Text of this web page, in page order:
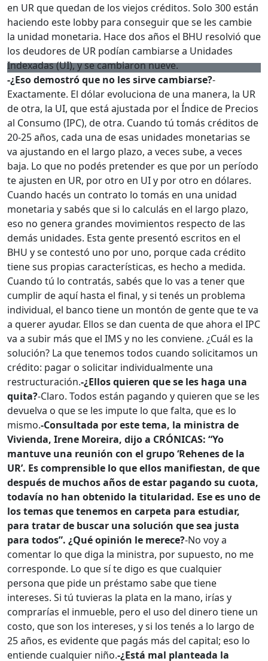
en UR que quedan de los viejos créditos. Solo 300 están
haciendo este lobby para conseguir que se les cambie
la unidad monetaria. Hace dos años el BHU resolvió que
los deudores de UR podían cambiarse a Unidades
Indexadas (UI), y se cambiaron nueve.
-¿Eso demostró que no les sirve cambiarse?-
Exactamente. El dólar evoluciona de una manera, la UR
de otra, la UI, que está ajustada por el Índice de Precios
al Consumo (IPC), de otra. Cuando tú tomás créditos de
20-25 años, cada una de esas unidades monetarias se
va ajustando en el largo plazo, a veces sube, a veces
baja. Lo que no podés pretender es que por un período
te ajusten en UR, por otro en UI y por otro en dólares.
Cuando hacés un contrato lo tomás en una unidad
monetaria y sabés que si lo calculás en el largo plazo,
eso no genera grandes movimientos respecto de las
demás unidades. Esta gente presentó escritos en el
BHU y se contestó uno por uno, porque cada crédito
tiene sus propias características, es hecho a medida.
Cuando tú lo contratás, sabés que lo vas a tener que
cumplir de aquí hasta el final, y si tenés un problema
individual, el banco tiene un montón de gente que te va
a querer ayudar. Ellos se dan cuenta de que ahora el IPC
va a subir más que el IMS y no les conviene. ¿Cuál es la
solución? La que tenemos todos cuando solicitamos un
crédito: pagar o solicitar individualmente una
restructuración.-¿Ellos quieren que se les haga una
quita?-Claro. Todos están pagando y quieren que se les
devuelva o que se les impute lo que falta, que es lo
mismo.-Consultada por este tema, la ministra de
Vivienda, Irene Moreira, dijo a CRÓNICAS: “Yo
mantuve una reunión con el grupo ‘Rehenes de la
UR’. Es comprensible lo que ellos manifiestan, de que
después de muchos años de estar pagando su cuota,
todavía no han obtenido la titularidad. Ese es uno de
los temas que tenemos en carpeta para estudiar,
para tratar de buscar una solución que sea justa
para todos”. ¿Qué opinión le merece?-No voy a
comentar lo que diga la ministra, por supuesto, no me
corresponde. Lo que sí te digo es que cualquier
persona que pide un préstamo sabe que tiene
intereses. Si tú tuvieras la plata en la mano, irías y
comprarías el inmueble, pero el uso del dinero tiene un
costo, que son los intereses, y si los tenés a lo largo de
25 años, es evidente que pagás más del capital; eso lo
entiende cualquier niño.-¿Está mal planteada la